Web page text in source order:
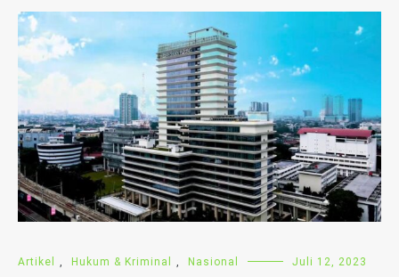
Artikel Hukum & Kriminal Nasional Juli 12, 2023